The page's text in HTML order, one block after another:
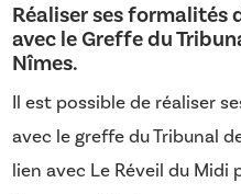
Réaliser ses formalités
avec le Greffe du
Nîmes.
Il est possible de réaliser
avec le greffe du Tribunal
lien avec Le Réveil du